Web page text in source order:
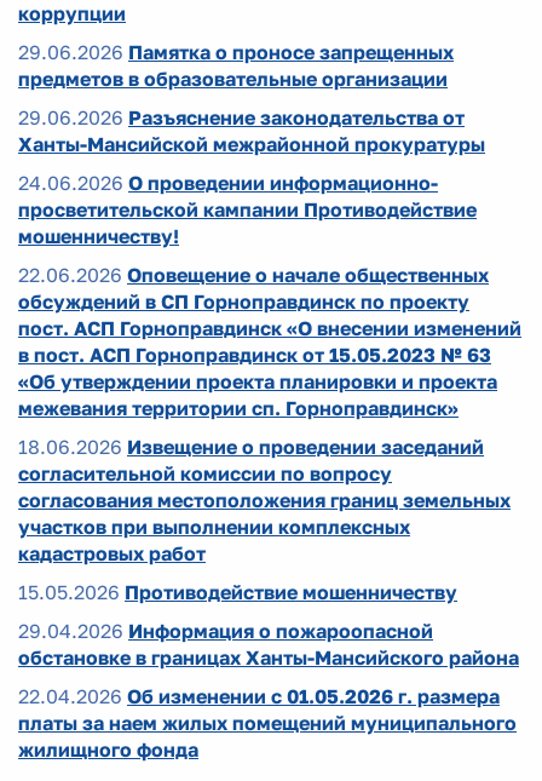
коррупции
29.06.2026 Памятка о проносе запрещенных
предметов в образовательные организации
29.06.2026 Разъяснение законодательства от
Ханты-Мансийской межрайонной прокуратуры
24.06.2026 О проведении информационно-
просветительской кампании Противодействие
мошенничеству!
22.06.2026 Оповещение о начале общественных
обсуждений в СП Горноправдинск по проекту
пост. АСП Горноправдинск «О внесении изменений
в пост. АСП Горноправдинск от 15.05.2023 № 63
«Об утверждении проекта планировки и проекта
межевания территории сп. Горноправдинск»
18.06.2026 Извещение о проведении заседаний
согласительной комиссии по вопросу
согласования местоположения границ земельных
участков при выполнении комплексных
кадастровых работ
15.05.2026 Противодействие мошенничеству
29.04.2026 Информация о пожароопасной
обстановке в границах Ханты-Мансийского района
22.04.2026 Об изменении с 01.05.2026 г. размера
платы за наем жилых помещений муниципального
жилищного фонда